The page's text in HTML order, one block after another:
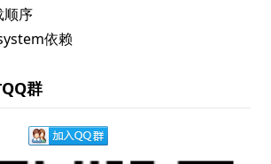
顺序
依赖
群